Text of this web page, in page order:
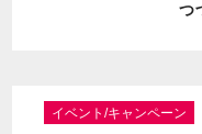
つ
イベント/キャンペーン